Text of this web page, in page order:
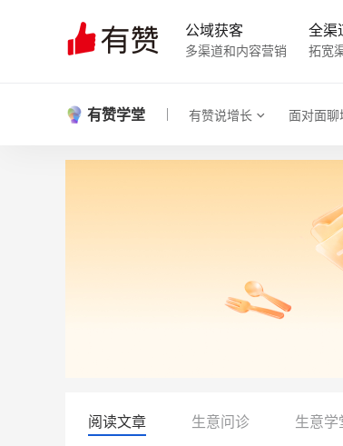
公域获客
多渠道和内容营销
全渠
拓宽
有赞学堂 有赞说增长 面对面聊
阅读文章 生意问诊 生意学